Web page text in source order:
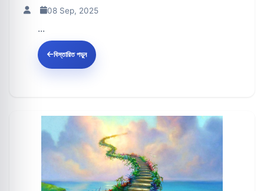
08 Sep, 2025
...
বিস্তারিত পড়ুন